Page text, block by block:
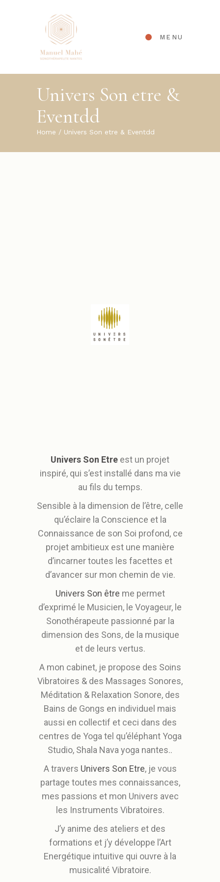
MENU
Univers Son etre &
Eventdd
Home Univers Son etre & Eventdd
Univers Son Etre est un projet
inspiré, qui s’est installé dans ma vie
au fils du temps.
Sensible à la dimension de l’être, celle
qu’éclaire la Conscience et la
Connaissance de son Soi profond, ce
projet ambitieux est une manière
d’incarner toutes les facettes et
d’avancer sur mon chemin de vie.
Univers Son être me permet
d’exprimé le Musicien, le Voyageur, le
Sonothérapeute passionné par la
dimension des Sons, de la musique
et de leurs vertus.
A mon cabinet, je propose des Soins
Vibratoires & des Massages Sonores,
Méditation & Relaxation Sonore, des
Bains de Gongs en individuel mais
aussi en collectif et ceci dans des
centres de Yoga tel qu’éléphant Yoga
Studio, Shala Nava yoga nantes..
A travers Univers Son Etre, je vous
partage toutes mes connaissances,
mes passions et mon Univers avec
les Instruments Vibratoires.
J’y anime des ateliers et des
formations et j’y développe l’Art
Energétique intuitive qui ouvre à la
musicalité Vibratoire.